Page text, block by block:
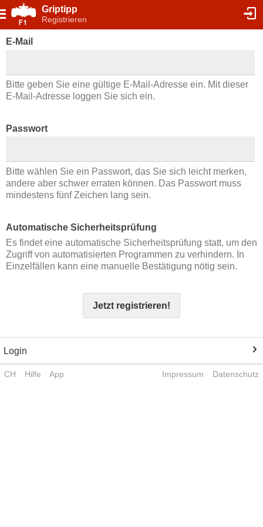
Griptipp
Registrieren
E-Mail
Bitte geben Sie eine gültige E-Mail-Adresse ein. Mit dieser
E-Mail-Adresse loggen Sie sich ein.
Passwort
Bitte wählen Sie ein Passwort, das Sie sich leicht merken,
andere aber schwer erraten können. Das Passwort muss
mindestens fünf Zeichen lang sein.
Automatische Sicherheitsprüfung
Es findet eine automatische Sicherheitsprüfung statt, um den
Zugriff von automatisierten Programmen zu verhindern. In
Einzelfällen kann eine manuelle Bestätigung nötig sein.
Jetzt registrieren!
Login
CH Hilfe App Impressum Datenschutz